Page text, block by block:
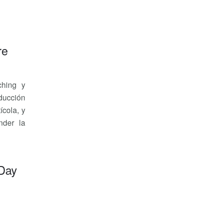
y
y
la